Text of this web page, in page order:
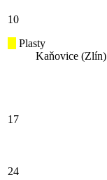
10
Plasty
Kaňovice (Zlín)
17
24